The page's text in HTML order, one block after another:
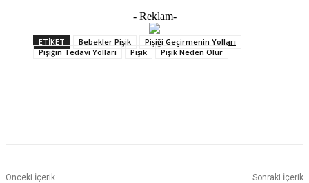
- Reklam-
ETIKET Bebekler Pişik
Pişiği Geçirmenin Yolları
Pişiğin Tedavi Yolları
Pişik Pişik Neden Olur
Önceki İçerik Sonraki İçerik